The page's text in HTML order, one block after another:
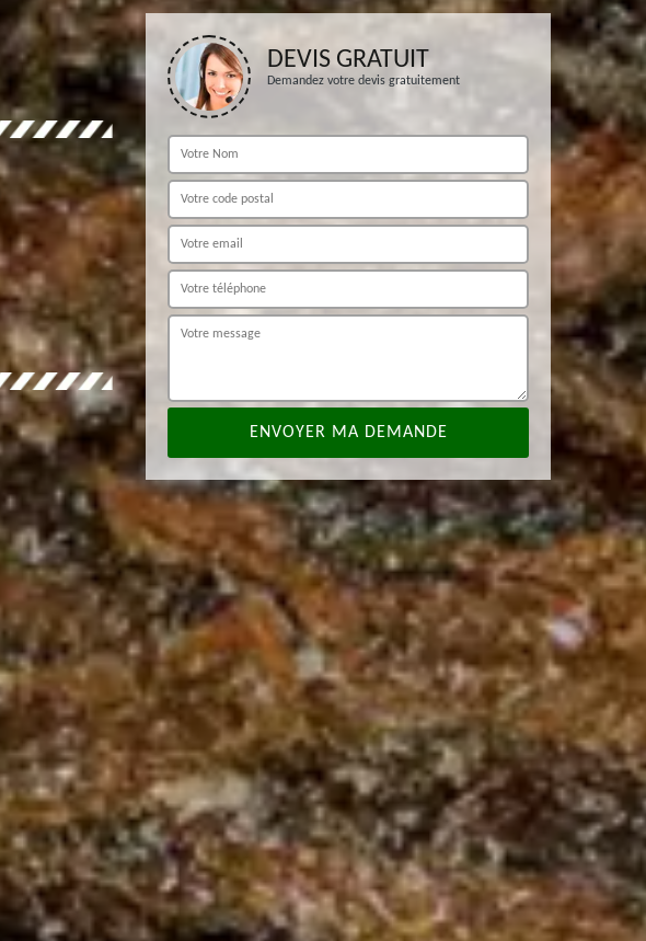
DEVIS GRATUIT
Demandez votre devis gratuitement